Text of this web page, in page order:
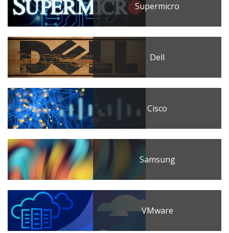
Supermicro
Dell
Cisco
Samsung
VMware